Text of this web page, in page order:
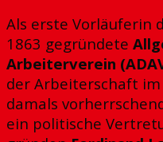
Als erste Vorläuferin
1863 gegründete
Arbeiterverein
der Arbeiterschaft
damals
ein politische